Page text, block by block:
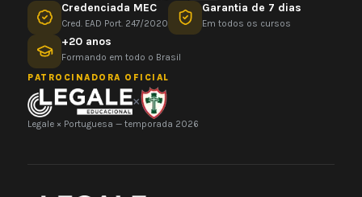
Credenciada MEC
Cred. EAD Port. 247/2020
Garantia de 7 dias
Em todos os cursos
+20 anos
Formando em todo o Brasil
PATROCINADORA OFICIAL
×
Legale × Portuguesa — temporada 2026